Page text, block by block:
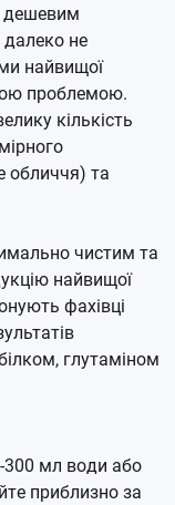
дешевим
далеко не
найвищої
проблемою.
кількість
обличчя) та
чистим та
найвищої
фахівці
глутаміном
300 мл води або
приблизно за